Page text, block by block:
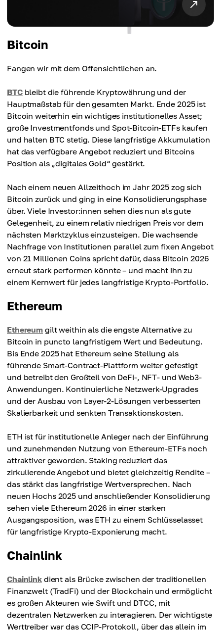
Bitcoin
Fangen wir mit dem Offensichtlichen an.
BTCbleibt die führende Kryptowährung und der
Hauptmaßstab für den gesamten Markt. Ende 2025 ist
Bitcoin weiterhin ein wichtiges institutionelles Asset;
große Investmentfonds und Spot-Bitcoin-ETFs kaufen
und halten BTC stetig. Diese langfristige Akkumulation
hat das verfügbare Angebot reduziert und Bitcoins
Position als „digitales Gold“ gestärkt.
Nach einem neuen Allzeithoch im Jahr 2025 zog sich
Bitcoin zurück und ging in eine Konsolidierungsphase
über. Viele Investor:innen sehen dies nun als gute
Gelegenheit, zu einem relativ niedrigen Preis vor dem
nächsten Marktzyklus einzusteigen. Die wachsende
Nachfrage von Institutionen parallel zum fixen Angebot
von 21 Millionen Coins spricht dafür, dass Bitcoin 2026
erneut stark performen könnte – und macht ihn zu
einem Kernwert für jedes langfristige Krypto-Portfolio.
Ethereum
Ethereum gilt weithin als die engste Alternative zu
Bitcoin in puncto langfristigem Wert und Bedeutung.
Bis Ende 2025 hat Ethereum seine Stellung als
führende Smart-Contract-Plattform weiter gefestigt
und betreibt den Großteil von DeFi-, NFT- und Web3-
Anwendungen. Kontinuierliche Netzwerk-Upgrades
und der Ausbau von Layer-2-Lösungen verbesserten
Skalierbarkeit und senkten Transaktionskosten.
ETH ist für institutionelle Anleger nach der Einführung
und zunehmenden Nutzung von Ethereum-ETFs noch
attraktiver geworden. Staking reduziert das
zirkulierende Angebot und bietet gleichzeitig Rendite –
das stärkt das langfristige Wertversprechen. Nach
neuen Hochs 2025 und anschließender Konsolidierung
sehen viele Ethereum 2026 in einer starken
Ausgangsposition, was ETH zu einem Schlüsselasset
für langfristige Krypto-Exponierung macht.
Chainlink
Chainlinkdient als Brücke zwischen der traditionellen
Finanzwelt (TradFi) und der Blockchain und ermöglicht
es großen Akteuren wie Swift und DTCC, mit
dezentralen Netzwerken zu interagieren. Der wichtigste
Werttreiber war das CCIP-Protokoll, über das allein im